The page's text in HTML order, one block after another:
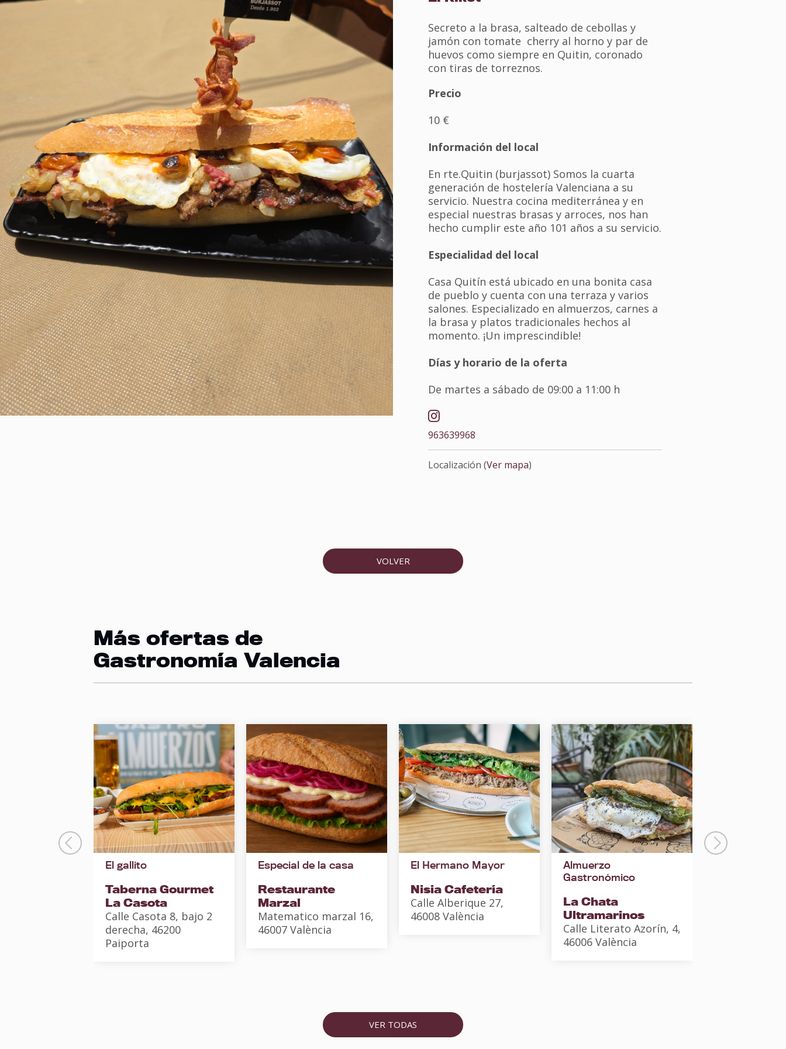
Secreto a la brasa, salteado de cebollas y
jamón con tomate cherry al horno y par de
huevos como siempre en Quitin, coronado
con tiras de torreznos.
Precio
10 €
Información del local
En rte.Quitin (burjassot) Somos la cuarta
generación de hostelería Valenciana a su
servicio. Nuestra cocina mediterránea y en
especial nuestras brasas y arroces, nos han
hecho cumplir este año 101 años a su servicio.
Especialidad del local
Casa Quitín está ubicado en una bonita casa
de pueblo y cuenta con una terraza y varios
salones. Especializado en almuerzos, carnes a
la brasa y platos tradicionales hechos al
momento. ¡Un imprescindible!
Días y horario de la oferta
De martes a sábado de 09:00 a 11:00 h
963639968
Localización (Ver mapa)
VOLVER
Más ofertas de
Gastronomía Valencia
El gallito
Taberna Gourmet
La Casota
Calle Casota 8, bajo 2
derecha, 46200
Paiporta
Especial de la casa
Restaurante
Marzal
Matematico marzal 16,
46007 València
El Hermano Mayor
Nisia Cafetería
Calle Alberique 27,
46008 València
Almuerzo
Gastronómico
La Chata
Ultramarinos
Calle Literato Azorín, 4,
46006 València
VER TODAS